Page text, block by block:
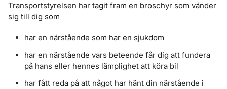
Transportstyrelsen har tagit fram en broschyr som vänder
sig till dig som
har en närstående som har en sjukdom
har en närstående vars beteende får dig att fundera
på hans eller hennes lämplighet att köra bil
har fått reda på att något har hänt din närstående i